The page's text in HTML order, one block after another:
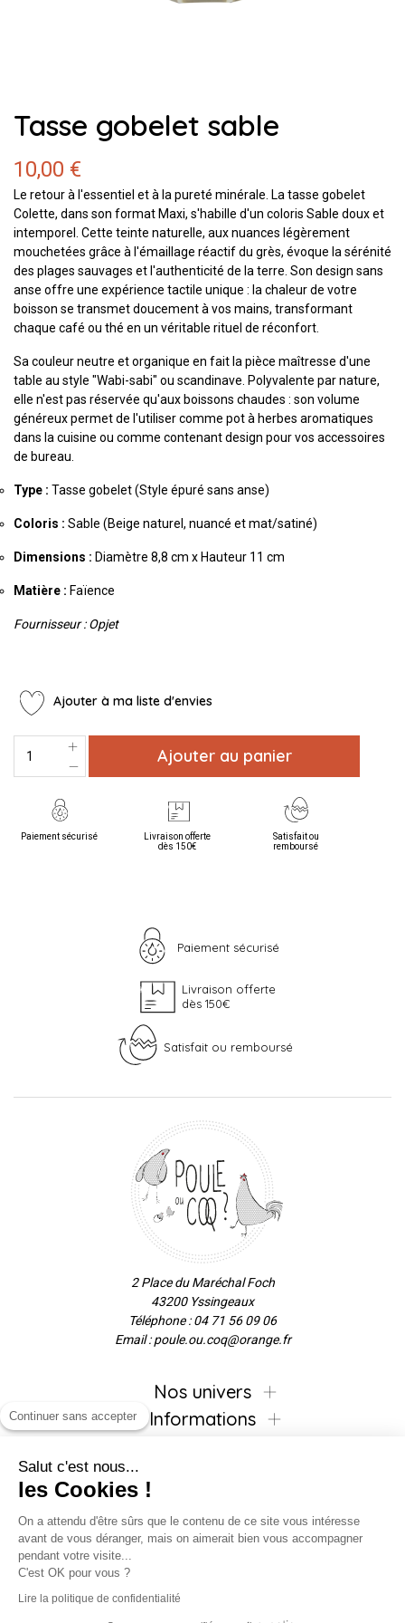
Tasse gobelet sable
10,00 €
Le retour à l'essentiel et à la pureté minérale. La tasse gobelet
Colette, dans son format Maxi, s'habille d'un coloris Sable doux et
intemporel.
Cette teinte naturelle, aux nuances légèrement
mouchetées grâce à l'émaillage réactif du grès, évoque la sérénité
des plages sauvages et l'authenticité de la terre. Son design sans
anse offre une expérience tactile unique : la chaleur de votre
boisson se transmet doucement à vos mains, transformant
chaque café ou thé en un véritable rituel de réconfort.
Sa couleur neutre et organique en fait la pièce maîtresse d'une
table au style "Wabi-sabi" ou scandinave. Polyvalente par nature,
elle n'est pas réservée qu'aux boissons chaudes : son volume
généreux permet de l'utiliser comme pot à herbes aromatiques
dans la cuisine ou comme contenant design pour vos accessoires
de bureau.
Type : Tasse gobelet (Style épuré sans anse)
Coloris : Sable (Beige naturel, nuancé et mat/satiné)
Dimensions : Diamètre 8,8 cm x Hauteur 11 cm
Matière : Faïence
Fournisseur : Opjet
Ajouter à ma liste d'envies
Ajouter au panier
Paiement sécurisé
Livraison offerte
dès 150€
Satisfait ou
remboursé
Paiement sécurisé
Livraison offerte
dès 150€
Satisfait ou remboursé
2 Place du Maréchal Foch
43200 Yssingeaux
Téléphone : 04 71 56 09 06
Email : poule.ou.coq@orange.fr
Nos univers
Informations
Inscrivez-vous à la newsletter !
Continuer sans accepter
Salut c'est nous...
les Cookies !
On a attendu d'être sûrs que le contenu de ce site vous intéresse
avant de vous déranger, mais on aimerait bien vous accompagner
pendant votre visite...
C'est OK pour vous ?
Lire la politique de confidentialité